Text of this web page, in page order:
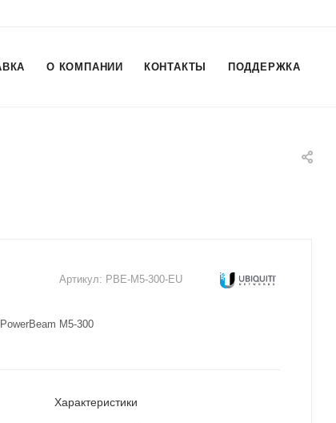
О КОМПАНИИ КОНТАКТЫ ПОДДЕРЖКА
Артикул: PBE-M5-300-EU
M5-300
Характеристики